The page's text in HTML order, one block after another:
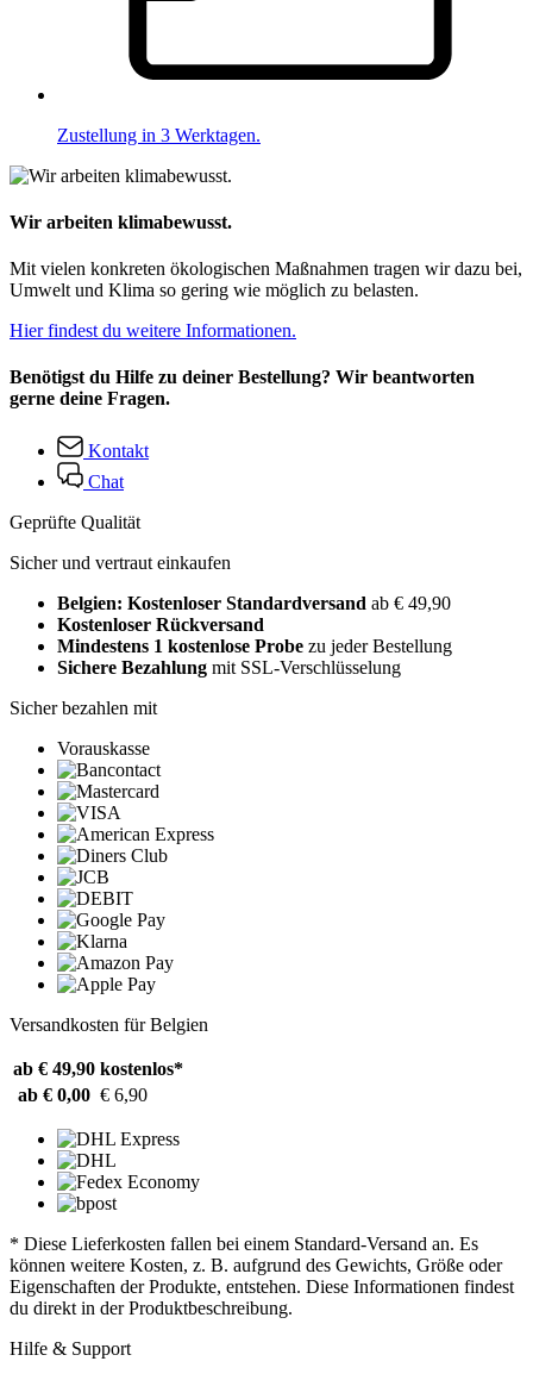
Zustellung in 3 Werktagen.
Wir arbeiten klimabewusst.
Mit vielen konkreten ökologischen Maßnahmen tragen wir dazu bei,
Umwelt und Klima so gering wie möglich zu belasten.
Hier findest du weitere Informationen.
Benötigst du Hilfe zu deiner Bestellung? Wir beantworten
gerne deine Fragen.
Kontakt
Chat
Geprüfte Qualität
Sicher und vertraut einkaufen
Belgien: Kostenloser Standardversand ab € 49,90
Kostenloser Rückversand
Mindestens 1 kostenlose Probe zu jeder Bestellung
Sichere Bezahlung mit SSL-Verschlüsselung
Sicher bezahlen mit
Vorauskasse
Versandkosten für Belgien
ab € 49,90 kostenlos*
ab € 0,00 € 6,90
* Diese Lieferkosten fallen bei einem Standard-Versand an. Es
können weitere Kosten, z. B. aufgrund des Gewichts, Größe oder
Eigenschaften der Produkte, entstehen. Diese Informationen findest
du direkt in der Produktbeschreibung.
Hilfe & Support